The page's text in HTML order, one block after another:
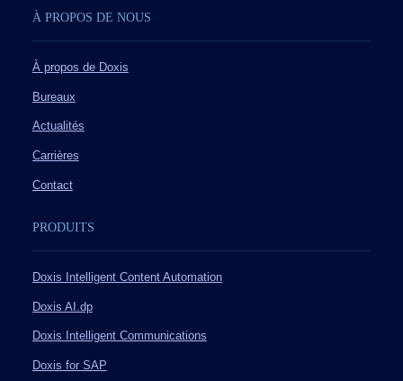
À PROPOS DE NOUS
À propos de Doxis
Bureaux
Actualités
Carrières
Contact
PRODUITS
Doxis Intelligent Content Automation
Doxis AI.dp
Doxis Intelligent Communications
Doxis for SAP